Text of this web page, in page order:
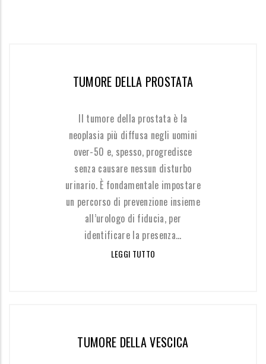
TUMORE DELLA PROSTATA
Il tumore della prostata è la
neoplasia più diffusa negli uomini
over-50 e, spesso, progredisce
senza causare nessun disturbo
urinario. È fondamentale impostare
un percorso di prevenzione insieme
all’urologo di fiducia, per
identificare la presenza...
LEGGI TUTTO
TUMORE DELLA VESCICA